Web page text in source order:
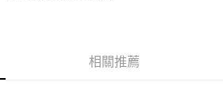
程】
先享後付」後，將跳轉至「AFTEE先享後付」
相關推薦